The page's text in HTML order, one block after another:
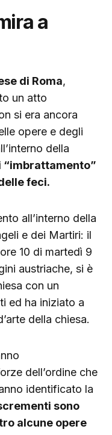
a
di Roma,
un atto
si era ancora
opere e degli
della
feci.
all’interno della
e dei Martiri: il
10 di martedì 9
austriache, si è
con un
ed ha iniziato a
della chiesa.
dell’ordine che
identificato la
sono
alcune opere